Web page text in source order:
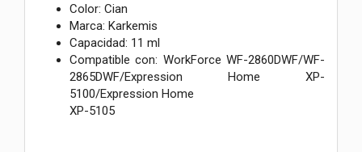
Color: Cian
Marca: Karkemis
Capacidad: 11 ml
Compatible con: WorkForce WF-2860DWF/WF-
2865DWF/Expression Home XP-
5100/Expression Home
XP-5105